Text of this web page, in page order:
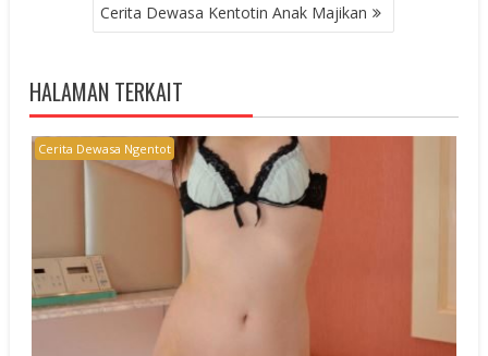
Cerita Dewasa Kentotin Anak Majikan
HALAMAN TERKAIT
Cerita Dewasa Ngentot